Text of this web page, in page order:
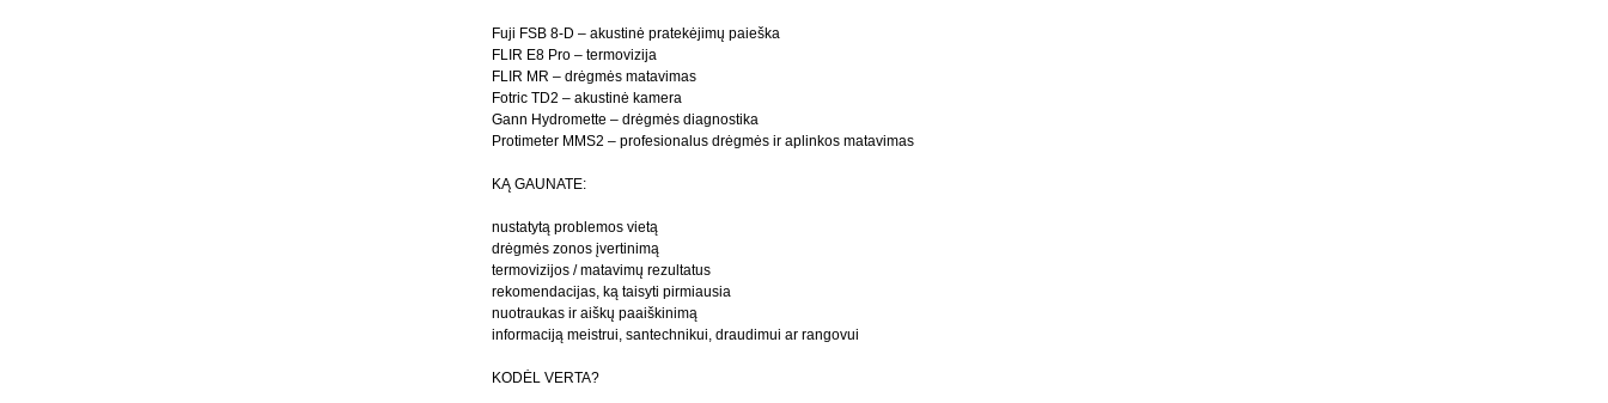
Fuji FSB 8-D – akustinė pratekėjimų paieška
FLIR E8 Pro – termovizija
FLIR MR – drėgmės matavimas
Fotric TD2 – akustinė kamera
Gann Hydromette – drėgmės diagnostika
Protimeter MMS2 – profesionalus drėgmės ir aplinkos matavimas
KĄ GAUNATE:
nustatytą problemos vietą
drėgmės zonos įvertinimą
termovizijos / matavimų rezultatus
rekomendacijas, ką taisyti pirmiausia
nuotraukas ir aiškų paaiškinimą
informaciją meistrui, santechnikui, draudimui ar rangovui
KODĖL VERTA?